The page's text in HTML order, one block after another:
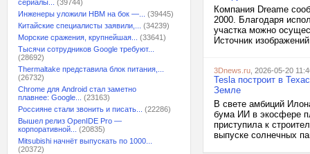
сериалы...
(39744)
Инженеры уложили HBM на бок —...
(39445)
Китайские специалисты заявили,...
(34239)
Морские сражения, крупнейшая...
(33641)
Тысячи сотрудников Google требуют...
(28692)
Thermaltake представила блок питания,...
(26732)
Chrome для Android стал заметно
плавнее: Google...
(23163)
Россияне стали звонить и писать...
(22286)
Вышел релиз OpenIDE Pro —
корпоративной...
(20835)
Mitsubishi начнёт выпускать по 1000...
(20372)
Компания Dreame
2000. Благодаря
участка можно
Источник
3Dnews.ru , 2026-05-20
Tesla построит в
Земле
В свете амбиций
бума ИИ в экосфере
приступила к
выпуске солнечных